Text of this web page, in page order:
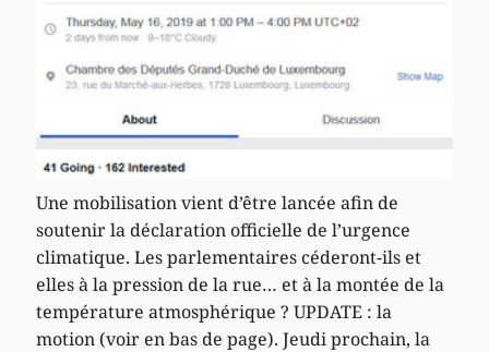
Une mobilisation vient d’être lancée afin de
soutenir la déclaration officielle de l’urgence
climatique. Les parlementaires céderont-ils et
elles à la pression de la rue… et à la montée de la
température atmosphérique ? UPDATE : la
motion (voir en bas de page). Jeudi prochain, la